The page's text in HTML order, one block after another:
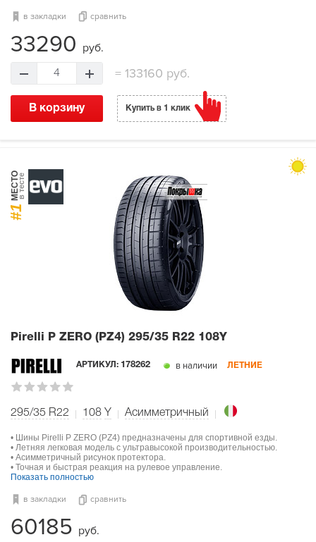
в закладки сравнить
33290 руб.
4 =133160 руб.
В корзину Купить в 1 клик
#1
МЕСТОв тесте
Pirelli P ZERO (PZ4) 295/35 R22 108Y
АРТИКУЛ: 178262 в наличии ЛЕТНИЕ
295/35 R22 108 Y Асимметричный
• Шины Pirelli P ZERO (PZ4) предназначены для спортивной езды.
• Летняя легковая модель с ультравысокой производительностью.
• Асимметричный рисунок протектора.
• Точная и быстрая реакция на рулевое управление.
Показать полностью
в закладки сравнить
60185 руб.